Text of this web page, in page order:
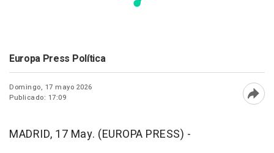
Europa Press Política
Domingo, 17 mayo 2026
Publicado: 17:09
MADRID, 17 May. (EUROPA PRESS) -